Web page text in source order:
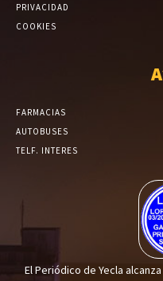
PRIVACIDAD
COOKIES
FARMACIAS
AUTOBUSES
TELF. INTERES
El Periódico de Yecla